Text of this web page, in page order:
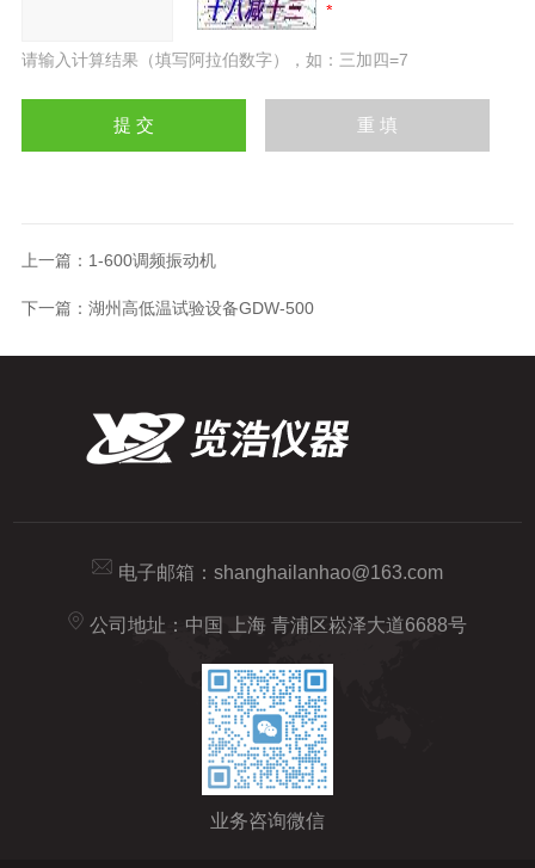
请输入计算结果（填写阿拉伯数字），如：三加四=7
上一篇： 1-600调频振动机
下一篇： 湖州高低温试验设备GDW-500
电子邮箱： shanghailanhao@163.com
公司地址：中国 上海 青浦区崧泽大道6688号
业务咨询微信